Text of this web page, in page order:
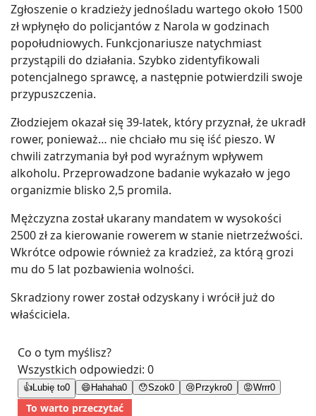
Zgłoszenie o kradzieży jednośladu wartego około 1500
zł wpłynęło do policjantów z Narola w godzinach
popołudniowych. Funkcjonariusze natychmiast
przystąpili do działania. Szybko zidentyfikowali
potencjalnego sprawcę, a następnie potwierdzili swoje
przypuszczenia.
Złodziejem okazał się 39-latek, który przyznał, że ukradł
rower, ponieważ… nie chciało mu się iść pieszo. W
chwili zatrzymania był pod wyraźnym wpływem
alkoholu. Przeprowadzone badanie wykazało w jego
organizmie blisko 2,5 promila.
Mężczyzna został ukarany mandatem w wysokości
2500 zł za kierowanie rowerem w stanie nietrzeźwości.
Wkrótce odpowie również za kradzież, za którą grozi
mu do 5 lat pozbawienia wolności.
Skradziony rower został odzyskany i wrócił już do
właściciela.
Co o tym myślisz?
Wszystkich odpowiedzi: 0
👍 Lubię to0 😄 Hahaha0 😯Szok0 😢 Przykro0 😡Wrrr0
To warto przeczytać